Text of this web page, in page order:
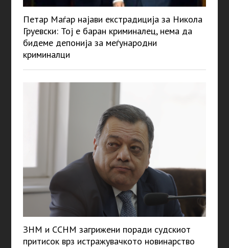
Петар Маѓар најави екстрадиција за Никола
Груевски: Тој е баран криминалец, нема да
бидеме депонија за меѓународни
криминалци
ЗНМ и ССНМ загрижени поради судскиот
притисок врз истражувачкото новинарство